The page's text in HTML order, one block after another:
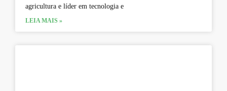
agricultura e líder em tecnologia e
LEIA MAIS »